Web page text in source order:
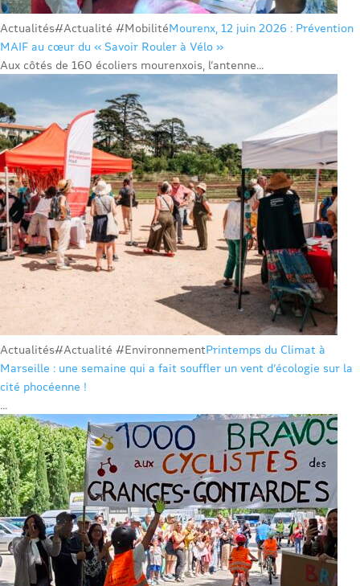
Actualités#Actualité #MobilitéMourenx, 12 juin 2026 : Prévention
MAIF au cœur du « Savoir Rouler à Vélo »
Aux côtés de 160 écoliers mourenxois, l’antenne...
Actualités#Actualité #EnvironnementPrintemps du Climat à
Marseille : une semaine qui a fait souffler un vent d’écologie sur la
cité phocéenne !
...